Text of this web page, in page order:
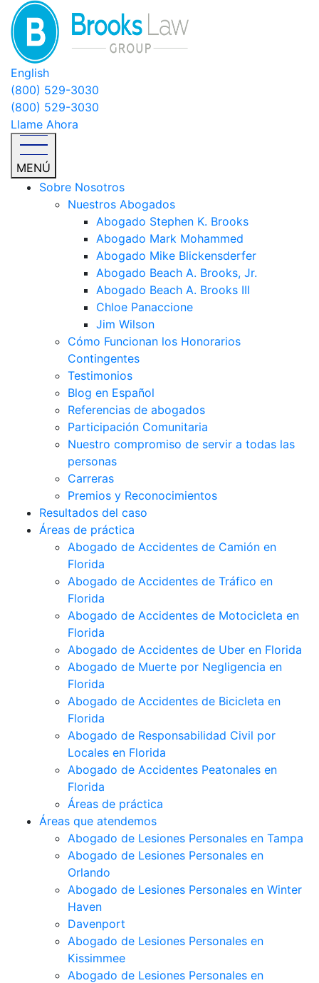
English
(800) 529-3030
(800) 529-3030
Llame Ahora
MENÚ
Sobre Nosotros
Nuestros Abogados
Abogado Stephen K. Brooks
Abogado Mark Mohammed
Abogado Mike Blickensderfer
Abogado Beach A. Brooks, Jr.
Abogado Beach A. Brooks III
Chloe Panaccione
Jim Wilson
Cómo Funcionan los Honorarios
Contingentes
Testimonios
Blog en Español
Referencias de abogados
Participación Comunitaria
Nuestro compromiso de servir a todas las
personas
Carreras
Premios y Reconocimientos
Resultados del caso
Áreas de práctica
Abogado de Accidentes de Camión en
Florida
Abogado de Accidentes de Tráfico en
Florida
Abogado de Accidentes de Motocicleta en
Florida
Abogado de Accidentes de Uber en Florida
Abogado de Muerte por Negligencia en
Florida
Abogado de Accidentes de Bicicleta en
Florida
Abogado de Responsabilidad Civil por
Locales en Florida
Abogado de Accidentes Peatonales en
Florida
Áreas de práctica
Áreas que atendemos
Abogado de Lesiones Personales en Tampa
Abogado de Lesiones Personales en
Orlando
Abogado de Lesiones Personales en Winter
Haven
Davenport
Abogado de Lesiones Personales en
Kissimmee
Abogado de Lesiones Personales en